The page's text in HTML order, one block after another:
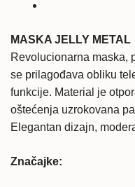
MASKA JELLY METAL
Revolucionarna maska,
se prilagođava obliku
funkcije. Material je
oštećenja uzrokovana
Elegantan dizajn,
Značajke: